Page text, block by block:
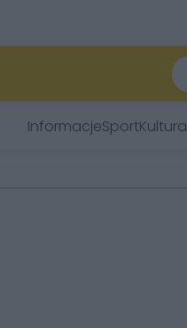
InformacjeSportKultura